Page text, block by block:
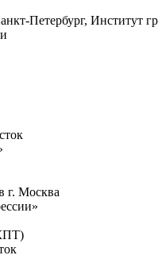
Петербург, Институт
г. Москва